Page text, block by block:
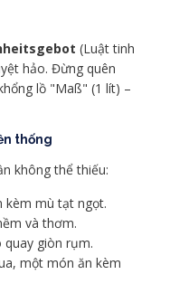
(Luật tinh
hảo. Đừng quên
lồ "Maß" (1 lít) –
thống
không thể thiếu:
kèm mù tạt ngọt.
và thơm.
quay giòn rụm.
một món ăn kèm